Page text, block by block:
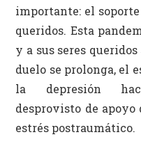
importante: el
queridos. Esta
y a sus seres
duelo se prolonga, el
la depresión
desprovisto de
estrés postraumático.